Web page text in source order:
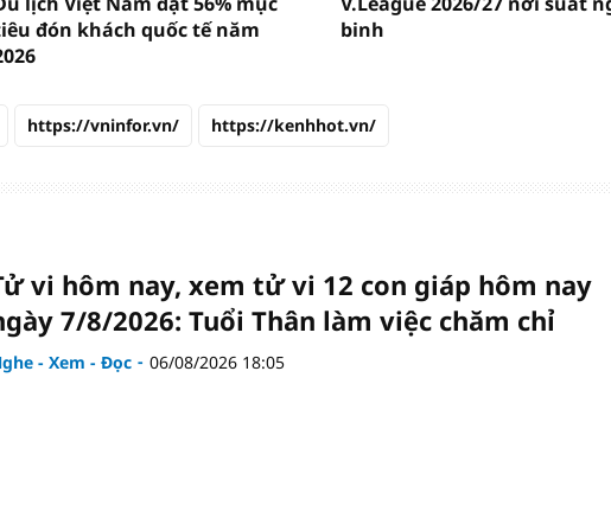
đón khách quốc tế năm
binh
https://vninfor.vn/ https://kenhhot.vn/
vi hôm nay, xem tử vi 12 con giáp hôm nay
7/8/2026: Tuổi Thân làm việc chăm chỉ
- Xem - Đọc 06/08/2026 18:05